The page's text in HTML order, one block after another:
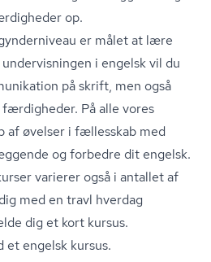
op.
er målet at lære
i engelsk vil du
på skrift, men også
På alle vores
af øvelser i fællesskab med
og forbedre dit engelsk.
varierer også i antallet af
med en travl hverdag
dig et kort kursus.
et engelsk kursus.